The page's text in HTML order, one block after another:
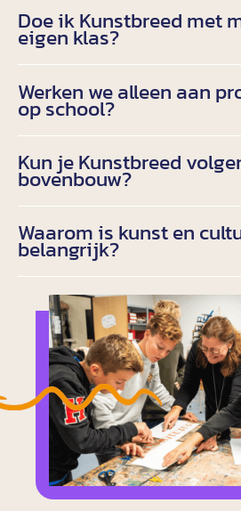
Doe ik Kunstbreed met
eigen klas?
Werken we alleen aan
op school?
Kun je Kunstbreed
bovenbouw?
Waarom is kunst en
belangrijk?